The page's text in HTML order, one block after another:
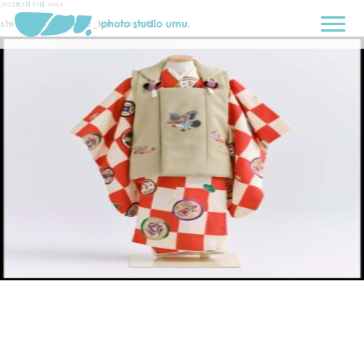
2021年8月27日 tada
shichigosan_three_kimono_m01